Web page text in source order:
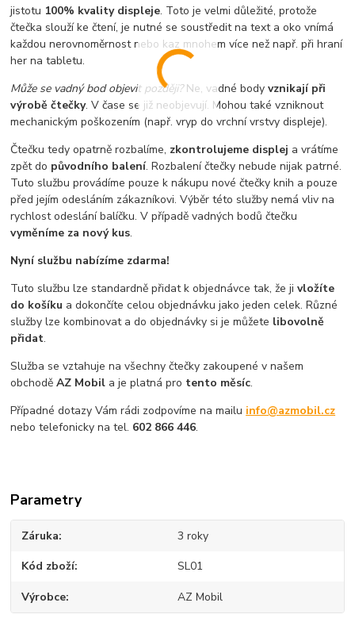
jistotu 100% kvality displeje. Toto je velmi důležité, protože
čtečka slouží ke čtení, je nutné se soustředit na text a oko vnímá
každou nerovnoměrnost nebo kaz mnohem více než např. při hraní
her na tabletu.
Může se vadný bod objevit později?Ne, vadné bodyvznikají při
výrobě čtečky. V čase se již neobjevují. Mohou také vzniknout
mechanickým poškozením (např. vryp do vrchní vrstvy displeje).
Čtečku tedy opatrně rozbalíme, zkontrolujeme displej a vrátíme
zpět do původního balení. Rozbalení čtečky nebude nijak patrné.
Tuto službu provádíme pouze k nákupu nové čtečky knih a pouze
před jejím odesláním zákazníkovi. Výběr této služby nemá vliv na
rychlost odeslání balíčku. V případě vadných bodů čtečku
vyměníme za nový kus.
Nyní službu nabízíme zdarma!
Tuto službu lze standardně přidat k objednávce tak, že jivložíte
do košíku a dokončíte celou objednávku jako jeden celek. Různé
služby lze kombinovat a do objednávky si je můžete libovolně
přidat.
Služba se vztahuje na všechny čtečky zakoupené v našem
obchoděAZ Mobil a je platná pro tento měsíc.
Případné dotazy Vám rádi zodpovíme na mailu info@azmobil.cz
nebo telefonicky na tel. 602 866 446.
Parametry
Záruka 3 roky
Kód zboží SL01
Výrobce AZ Mobil